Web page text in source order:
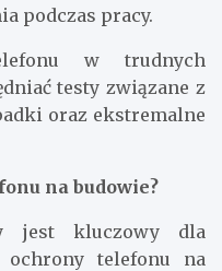
podczas pracy.
w trudnych
testy związane z
oraz ekstremalne
na budowie?
jest kluczowy dla
ochrony telefonu na